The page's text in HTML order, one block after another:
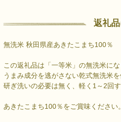
返礼
無洗米 秋田県産あきたこまち100％
この返礼品は「一等米」の無洗米にな
うまみ成分を逃がさない乾式無洗米を
研ぎ洗いの必要は無く、軽く1～2回
あきたこまち100％をご賞味ください。